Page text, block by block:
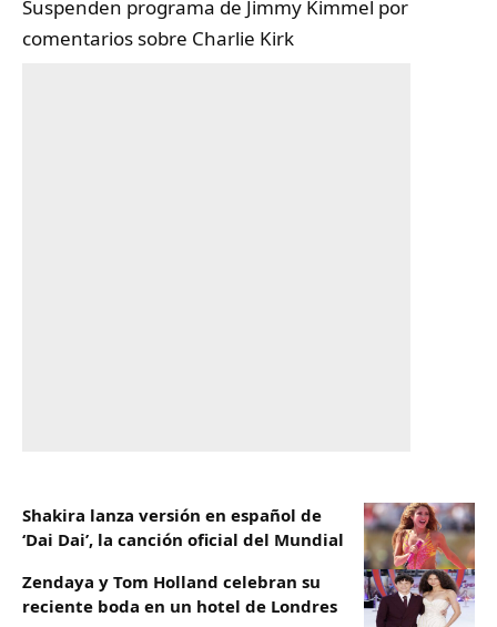
Suspenden programa de Jimmy Kimmel por
comentarios sobre Charlie Kirk
Shakira lanza versión en español de
‘Dai Dai’, la canción oficial del Mundial
Zendaya y Tom Holland celebran su
reciente boda en un hotel de Londres